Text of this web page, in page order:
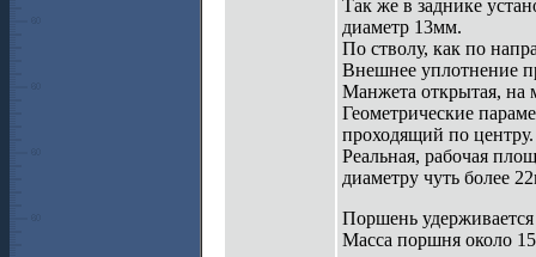
Так же в заднике
диаметр 13мм.
По стволу, как по
Внешнее уплотнение
Манжета открытая, на
Геометрические
проходящий по центру.
Реальная, рабочая
диаметру чуть более
Поршень
Масса поршня около